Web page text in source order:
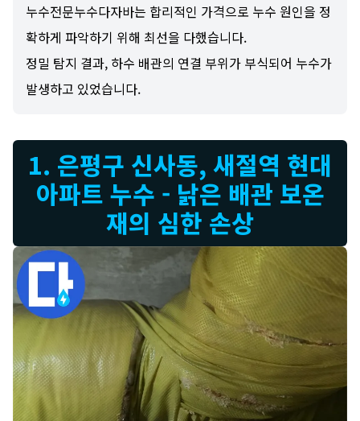
누수전문누수다자바는 합리적인 가격으로 누수 원인을 정
확하게 파악하기 위해 최선을 다했습니다.
정밀 탐지 결과, 하수 배관의 연결 부위가 부식되어 누수가
발생하고 있었습니다.
1. 은평구 신사동, 새절역 현대
아파트 누수 - 낡은 배관 보온
재의 심한 손상